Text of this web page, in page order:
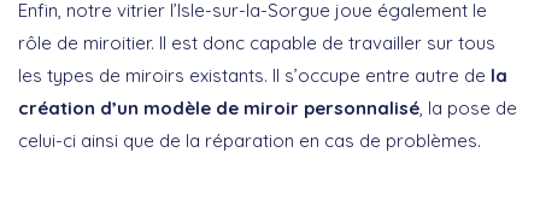
Enfin, notre vitrier l’Isle-sur-la-Sorgue joue également le
rôle de miroitier. Il est donc capable de travailler sur tous
les types de miroirs existants. Il s’occupe entre autre de la
création d’un modèle de miroir personnalisé , la pose de
celui-ci ainsi que de la réparation en cas de problèmes.